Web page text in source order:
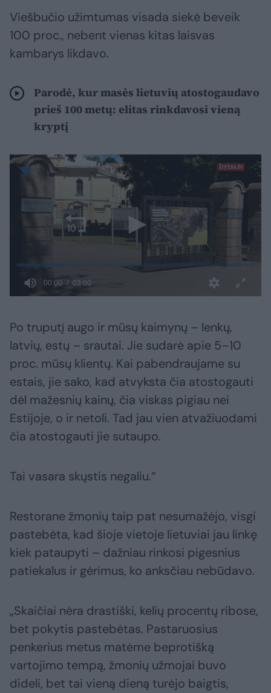
Viešbučio užimtumas visada siekė beveik
100 proc., nebent vienas kitas laisvas
kambarys likdavo.
Parodė, kur masės lietuvių atostogaudavo
prieš 100 metų: elitas rinkdavosi vieną
kryptį
Po truputį augo ir mūsų kaimynų – lenkų,
latvių, estų – srautai. Jie sudarė apie 5–10
proc. mūsų klientų. Kai pabendraujame su
estais, jie sako, kad atvyksta čia atostogauti
dėl mažesnių kainų, čia viskas pigiau nei
Estijoje, o ir netoli. Tad jau vien atvažiuodami
čia atostogauti jie sutaupo.
Tai vasara skųstis negaliu.“
Restorane žmonių taip pat nesumažėjo, visgi
pastebėta, kad šioje vietoje lietuviai jau linkę
kiek pataupyti – dažniau rinkosi pigesnius
patiekalus ir gėrimus, ko anksčiau nebūdavo.
„Skaičiai nėra drastiški, kelių procentų ribose,
bet pokytis pastebėtas. Pastaruosius
penkerius metus matėme beprotišką
vartojimo tempą, žmonių užmojai buvo
dideli, bet tai vieną dieną turėjo baigtis,